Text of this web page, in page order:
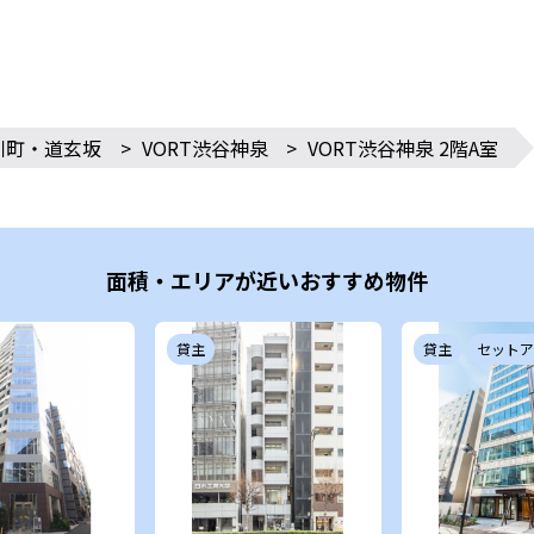
・道玄坂 > VORT渋谷神泉 > VORT渋谷神泉 2階A室
面積・エリアが近いおすすめ物件
貸主 貸主 セット